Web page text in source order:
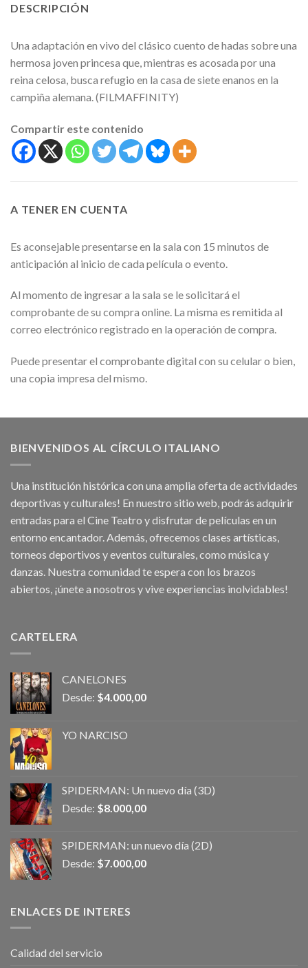
DESCRIPCIÓN
Una adaptación en vivo del clásico cuento de hadas sobre una
hermosa joven princesa que, mientras es acosada por una
reina celosa, busca refugio en la casa de siete enanos en la
campiña alemana. (FILMAFFINITY)
Compartir este contenido
A TENER EN CUENTA
Es aconsejable presentarse en la sala con 15 minutos de
anticipación al inicio de cada película o evento.
Al momento de ingresar a la sala se le solicitará el
comprobante de su compra online. La misma es remitida al
correo electrónico registrado en la operación de compra.
Puede presentar el comprobante digital con su celular o bien,
una copia impresa del mismo.
BIENVENIDOS AL CÍRCULO ITALIANO
Una institución histórica con una amplia oferta de actividades
deportivas y culturales! En nuestro sitio web, podrás adquirir
entradas para el Cine Teatro y disfrutar de películas en un
entorno encantador. Además, ofrecemos clases artísticas,
torneos deportivos y eventos culturales, como música y
danzas. Nuestra comunidad te espera con los brazos
abiertos, ¡únete a nosotros y vive experiencias inolvidables!
CARTELERA
CANELONES
Desde: $4.000,00
YO NARCISO
SPIDERMAN: Un nuevo día (3D)
Desde: $8.000,00
SPIDERMAN: un nuevo día (2D)
Desde: $7.000,00
ENLACES DE INTERES
Calidad del servicio